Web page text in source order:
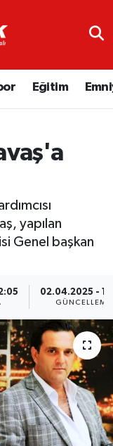
Eğitim
yapılan
Genel başkan
02.04.2025 -
GÜNCELLEME